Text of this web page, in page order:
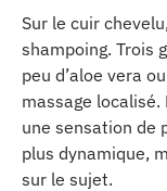
Sur le cuir
shampoing. Trois
peu d’aloe vera
massage
une sensation de
plus dynamique,
sur le sujet.